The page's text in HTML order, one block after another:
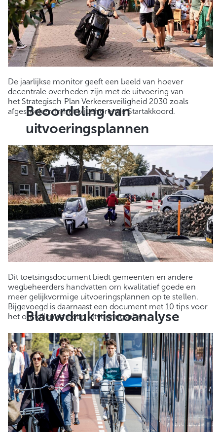
De jaarlijkse monitor geeft een beeld van hoever
decentrale overheden zijn met de uitvoering van
het Strategisch Plan Verkeersveiligheid 2030 zoals
afgesproken in het bijbehorende Startakkoord.
Beoordeling van
uitvoeringsplannen
Dit toetsingsdocument biedt gemeenten en andere
wegbeheerders handvatten om kwalitatief goede en
meer gelijkvormige uitvoeringsplannen op te stellen.
Bijgevoegd is daarnaast een document met 10 tips voor
het opstellen van een uitvoeringsplan.
Blauwdruk risicoanalyse